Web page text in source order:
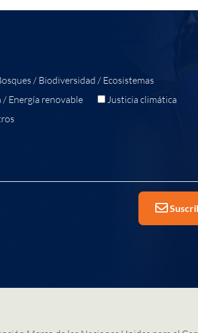
/ Biodiversidad / Ecosistemas
/ Energía renovable
Justicia climática